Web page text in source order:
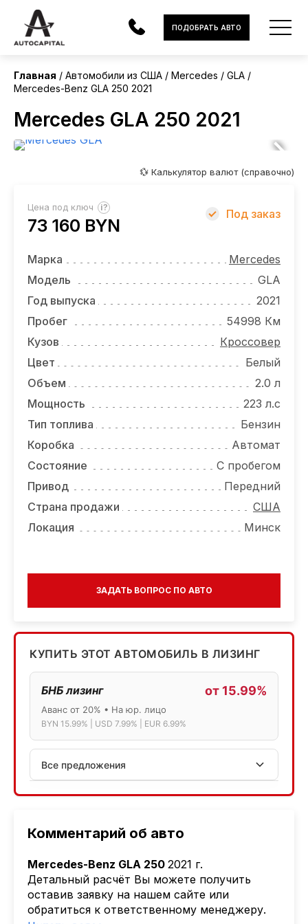
АВТОМОБИЛИ
ЭЛЕКТРОМОБИЛИ
УСЛУГИ
НОВОСТИ
ОТЗЫВЫ
ВАКАНСИИ
О КОМПАНИИ
КОНТАКТЫ
ПОДОБРАТЬ АВТО
Главная Автомобили из США Mercedes
GLA
Mercedes-Benz GLA 250 2021
Mercedes GLA 250 2021
Комментарий об авто
Mercedes-Benz GLA 250 2021 г.
Детальный расчёт Вы можете получить
оставив заявку на нашем сайте или
обратиться к ответственному менеджеру.
💱 Калькулятор валют (справочно)
Цена под ключ ?
73 160 BYN
Под заказ
Марка
Mercedes
Модель
GLA
Год выпуска
2021
Пробег
54998 Км
Кузов
Кроссовер
Цвет
Белый
Объем
2.0 л
Мощность
223 л.с
Тип топлива
Бензин
Коробка
Автомат
Состояние
С пробегом
Привод
Передний
Страна продажи
США
Локация
Минск
ЗАДАТЬ ВОПРОС ПО АВТО
КУПИТЬ ЭТОТ АВТОМОБИЛЬ В ЛИЗИНГ
БНБ лизинг от 15.99%
Аванс от 20% • На юр. лицо
BYN 15.99% | USD 7.99% | EUR 6.99%
Все предложения
АСБ лизинг
Лизинг: BYN 17% | USD 7.99% | EUR 6.99%
Также доступен кредит "Проще простого" 18.9%
Активлизиг